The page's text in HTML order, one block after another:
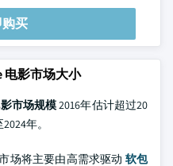
买
电影市场大小
市场规模2016年估计超过20
年。
场将主要由高需求驱动 软包